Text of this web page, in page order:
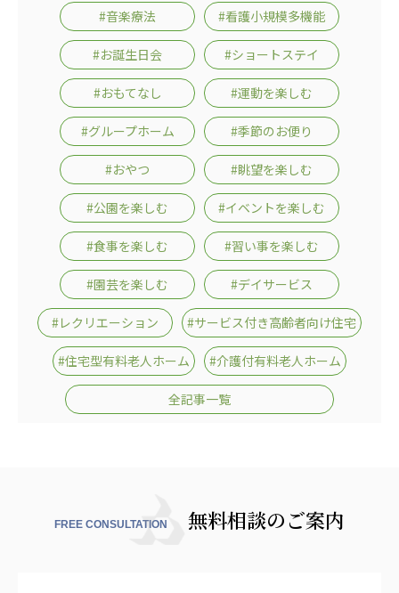
#音楽療法 #看護小規模多機能
#お誕生日会 #ショートステイ
#おもてなし #運動を楽しむ
#グループホーム #季節のお便り
#おやつ #眺望を楽しむ
#公園を楽しむ #イベントを楽しむ
#食事を楽しむ #習い事を楽しむ
#園芸を楽しむ #デイサービス
#レクリエーション #サービス付き高齢者向け住宅
#住宅型有料老人ホーム #介護付有料老人ホーム
全記事一覧
FREE CONSULTATION 無料相談のご案内